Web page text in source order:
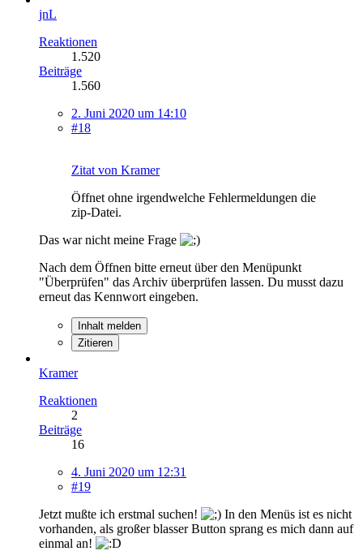
jnL
Reaktionen
1.520
Beiträge
1.560
2. Juni 2020 um 14:10
#18
Zitat von Kramer
Öffnet ohne irgendwelche Fehlermeldungen die
zip-Datei.
Das war nicht meine Frage
Nach dem Öffnen bitte erneut über den Menüpunkt
"Überprüfen" das Archiv überprüfen lassen. Du musst dazu
erneut das Kennwort eingeben.
Inhalt melden
Zitieren
Kramer
Reaktionen
2
Beiträge
16
4. Juni 2020 um 12:31
#19
Jetzt mußte ich erstmal suchen!
In den Menüs ist es nicht
vorhanden, als großer blasser Button sprang es mich dann auf
einmal an!